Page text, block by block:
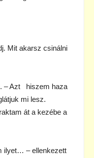
Mit akarsz csinálni
Azt hiszem haza
mi lesz.
át a kezébe a
– ellenkezett